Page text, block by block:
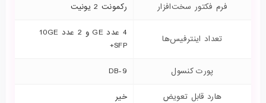
فرم فکتور سخت‌افزار رکمونت 2 یونیت
تعداد اینترفیس‌ها
4 عدد GE و 2 عدد 10GE
SFP+
پورت کنسول DB-9
هارد قابل تعویض خیر